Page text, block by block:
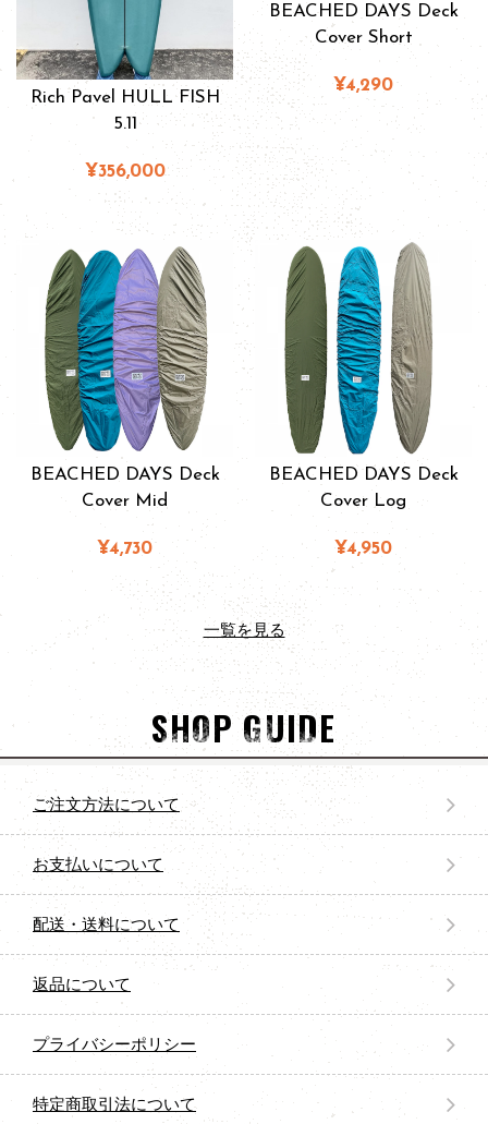
Rich Pavel HULL FISH
5.11
¥356,000
BEACHED DAYS Deck
Cover Short
¥4,290
BEACHED DAYS Deck
Cover Mid
¥4,730
BEACHED DAYS Deck
Cover Log
¥4,950
一覧を見る
SHOP GUIDE
ご注文方法について
お支払いについて
配送・送料について
返品について
プライバシーポリシー
特定商取引法について